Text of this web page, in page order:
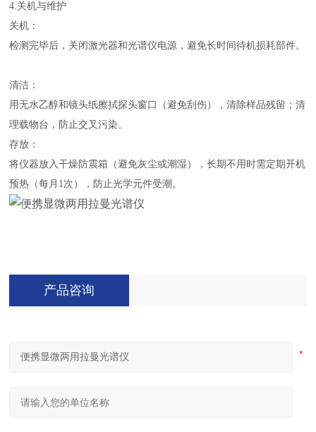
4.关机与维护
关机：
检测完毕后，关闭激光器和光谱仪电源，避免长时间待机损耗部件。
清洁：
用无水乙醇和镜头纸擦拭探头窗口（避免刮伤），清除样品残留；清
理载物台，防止交叉污染。
存放：
将仪器放入干燥防震箱（避免灰尘或潮湿），长期不用时需定期开机
预热（每月1次），防止光学元件受潮。
产品咨询